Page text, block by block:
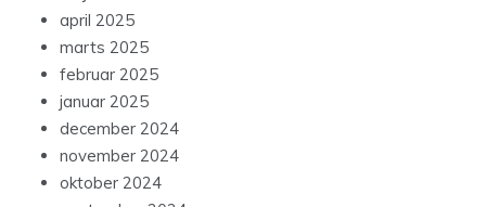
april 2025
marts 2025
februar 2025
januar 2025
december 2024
november 2024
oktober 2024